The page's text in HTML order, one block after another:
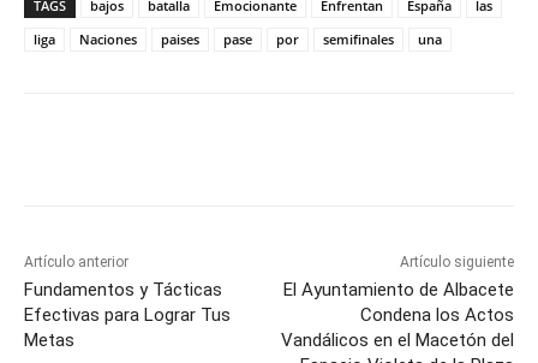
TAGS bajos batalla Emocionante Enfrentan España
las
liga
Naciones paises pase por semifinales una
Artículo anterior
Fundamentos y Tácticas
Efectivas para Lograr Tus
Metas
Artículo siguiente
El Ayuntamiento de Albacete
Condena los Actos
Vandálicos en el Macetón del